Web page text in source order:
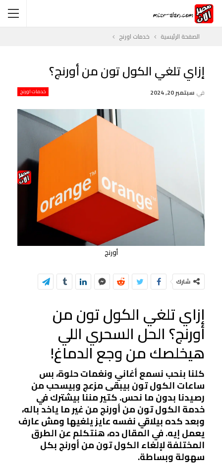
الصفحة الرئيسية خدمات اورنج
إزاي تلغي الكول تون من أورنج؟
خدمات اورنج في سبتمبر 20, 2024
أورنج
شارك
إزاي تلغي الكول تون من
أورنج؟ الحل السحري اللي
هيخلصك من وجع الدماغ!
كلنا بنحب نسمع أغاني ونغمات حلوة، بس
ساعات الكول تون بيبقى مزعج وبيسحب من
رصيدنا بدون ما نحس. كتير مننا بيشترك في
خدمة الكول تون من أورنج من غير ما ياخد باله،
وبعد كده بيلاقي نفسه عايز يلغيها ومش عارف
يعمل إيه. في المقال ده، هنتكلم عن الطرق
المختلفة لإلغاء الكول تون من أورنج بكل
سهولة وبساطة.